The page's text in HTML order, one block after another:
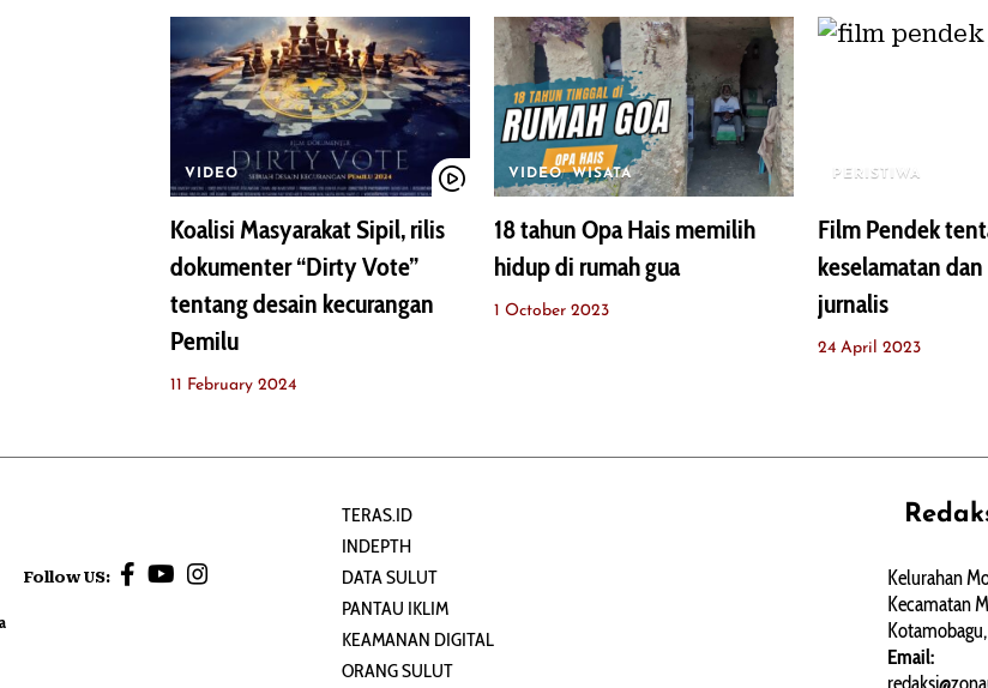
VIDEO
Koalisi Masyarakat Sipil, rilis
dokumenter “Dirty Vote”
tentang desain kecurangan
Pemilu
11 February 2024
VIDEO WISATA
18 tahun Opa Hais memilih
hidup di rumah gua
1 October 2023
PERISTIWA
Film Pendek
keselamatan
jurnalis
24 April 2023
Follow US:
TERAS.ID
INDEPTH
DATA SULUT
PANTAU IKLIM
KEAMANAN DIGITAL
ORANG SULUT
Kelurahan
Kecamatan
Email: